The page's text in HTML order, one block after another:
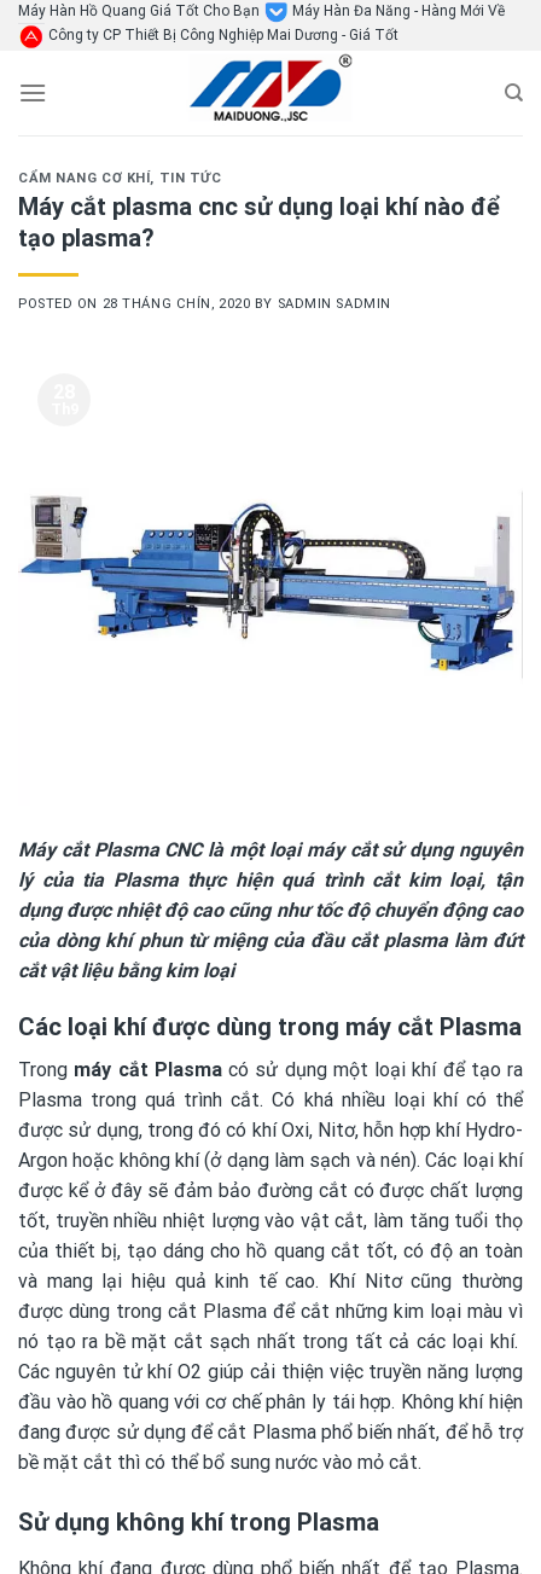
SkipMáy Hàn Hồ Quang Giá Tốt Cho Bạn
Máy Hàn Đa Năng - Hàng Mới Về
Công ty CP Thiết Bị Công Nghiệp Mai Dương - Giá Tốt
CẨM NANG CƠ KHÍ, TIN TỨC
Máy cắt plasma cnc sử dụng loại khí nào để
tạo plasma?
POSTED ON 28 THÁNG CHÍN, 2020 BY SADMIN SADMIN
Máy cắt Plasma CNC là một loại máy cắt sử dụng nguyên
lý của tia Plasma thực hiện quá trình cắt kim loại, tận
dụng được nhiệt độ cao cũng như tốc độ chuyển động cao
của dòng khí phun từ miệng của đầu cắt plasma làm đứt
cắt vật liệu bằng kim loại
Các loại khí được dùng trong máy cắt Plasma
Trong máy cắt Plasmacó sử dụng một loại khí để tạo ra
Plasma trong quá trình cắt. Có khá nhiều loại khí có thể
được sử dụng, trong đó có khí Oxi, Nitơ, hỗn hợp khí Hydro-
Argon hoặc không khí (ở dạng làm sạch và nén). Các loại khí
được kể ở đây sẽ đảm bảo đường cắt có được chất lượng
tốt, truyền nhiều nhiệt lượng vào vật cắt, làm tăng tuổi thọ
của thiết bị, tạo dáng cho hồ quang cắt tốt, có độ an toàn
và mang lại hiệu quả kinh tế cao. Khí Nitơ cũng thường
được dùng trong cắt Plasma để cắt những kim loại màu vì
nó tạo ra bề mặt cắt sạch nhất trong tất cả các loại khí.
Các nguyên tử khí O2 giúp cải thiện việc truyền năng lượng
đầu vào hồ quang với cơ chế phân ly tái hợp. Không khí hiện
đang được sử dụng để cắt Plasma phổ biến nhất, để hỗ trợ
bề mặt cắt thì có thể bổ sung nước vào mỏ cắt.
Sử dụng không khí trong Plasma
Không khí đang được dùng phổ biến nhất để tạo Plasma.